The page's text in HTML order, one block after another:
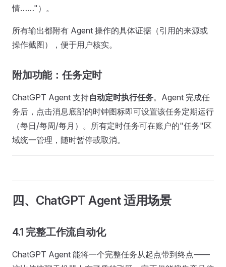
情……"）。
所有输出都附有 Agent 操作的具体证据（引用的来源或
操作截图），便于用户核实。
附加功能：任务定时
ChatGPT Agent 支持自动定时执行任务。Agent 完成任
务后，点击消息底部的时钟图标即可设置该任务定期运行
（每日/每周/每月）。所有定时任务可在账户的"任务"区
域统一管理，随时暂停或取消。
四、ChatGPT Agent 适用场景
4.1 完整工作流自动化
ChatGPT Agent 能将一个完整任务从起点带到终点——